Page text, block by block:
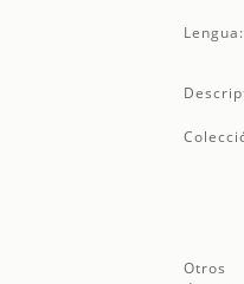
Lengua:
Otros